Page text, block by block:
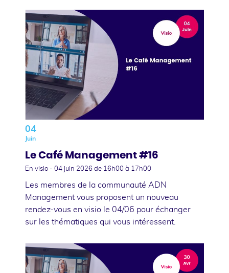
04
Juin
Le Café Management #16
En visio - 04 juin 2026 de 16h00 à 17h00
Les membres de la communauté ADN
Management vous proposent un nouveau
rendez-vous en visio le 04/06 pour échanger
sur les thématiques qui vous intéressent.